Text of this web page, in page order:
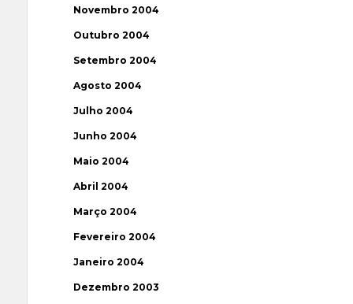
Novembro 2004
Outubro 2004
Setembro 2004
Agosto 2004
Julho 2004
Junho 2004
Maio 2004
Abril 2004
Março 2004
Fevereiro 2004
Janeiro 2004
Dezembro 2003